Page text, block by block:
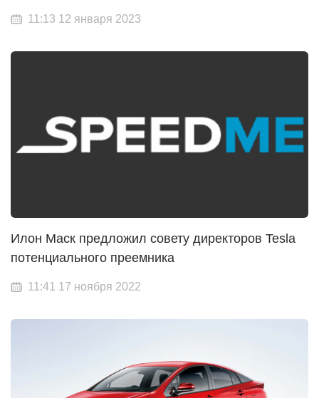
11:13 12 января 2023
Илон Маск предложил совету директоров Tesla
потенциального преемника
11:41 17 ноября 2022